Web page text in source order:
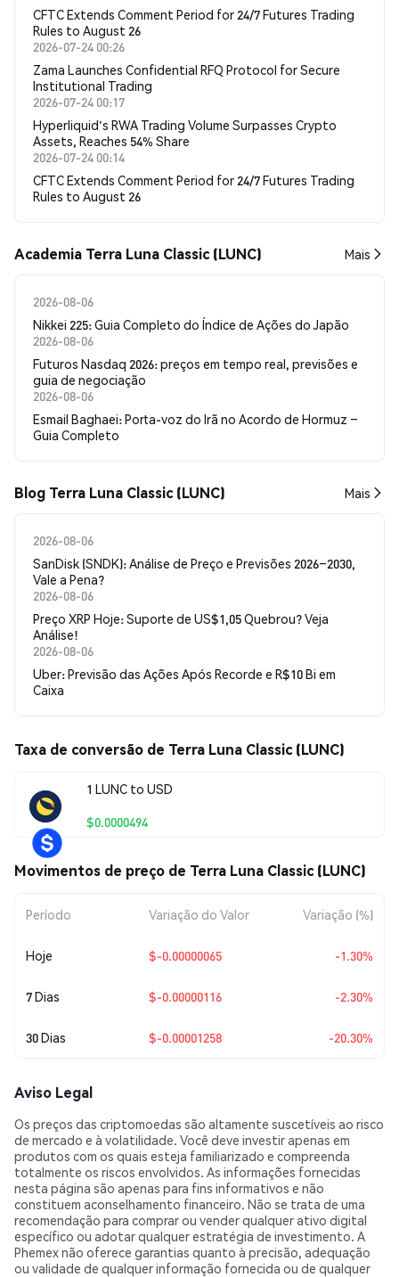
CFTC Extends Comment Period for 24/7 Futures Trading
Rules to August 26
2026-07-24 00:26
Zama Launches Confidential RFQ Protocol for Secure
Institutional Trading
2026-07-24 00:17
Hyperliquid's RWA Trading Volume Surpasses Crypto
Assets, Reaches 54% Share
2026-07-24 00:14
CFTC Extends Comment Period for 24/7 Futures Trading
Rules to August 26
Academia Terra Luna Classic (LUNC) Mais
2026-08-06
Nikkei 225: Guia Completo do Índice de Ações do Japão
2026-08-06
Futuros Nasdaq 2026: preços em tempo real, previsões e
guia de negociação
2026-08-06
Esmail Baghaei: Porta-voz do Irã no Acordo de Hormuz –
Guia Completo
Blog Terra Luna Classic (LUNC) Mais
2026-08-06
SanDisk (SNDK): Análise de Preço e Previsões 2026–2030,
Vale a Pena?
2026-08-06
Preço XRP Hoje: Suporte de US$1,05 Quebrou? Veja
Análise!
2026-08-06
Uber: Previsão das Ações Após Recorde e R$10 Bi em
Caixa
Taxa de conversão de Terra Luna Classic (LUNC)
1 LUNC to USD
$0.0000494
Movimentos de preço de Terra Luna Classic (LUNC)
Período Variação do Valor Variação (%)
Hoje $-0.00000065 -1.30%
7 Dias $-0.00000116 -2.30%
30 Dias $-0.00001258 -20.30%
Aviso Legal
Os preços das criptomoedas são altamente suscetíveis ao risco
de mercado e à volatilidade. Você deve investir apenas em
produtos com os quais esteja familiarizado e compreenda
totalmente os riscos envolvidos. As informações fornecidas
nesta página são apenas para fins informativos e não
constituem aconselhamento financeiro. Não se trata de uma
recomendação para comprar ou vender qualquer ativo digital
específico ou adotar qualquer estratégia de investimento. A
Phemex não oferece garantias quanto à precisão, adequação
ou validade de qualquer informação fornecida ou de qualquer